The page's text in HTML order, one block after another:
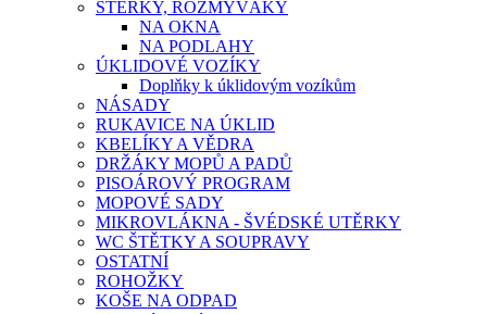
STĚRKY, ROZMÝVÁKY
NA OKNA
NA PODLAHY
ÚKLIDOVÉ VOZÍKY
Doplňky k úklidovým vozíkům
NÁSADY
RUKAVICE NA ÚKLID
KBELÍKY A VĚDRA
DRŽÁKY MOPŮ A PADŮ
PISOÁROVÝ PROGRAM
MOPOVÉ SADY
MIKROVLÁKNA - ŠVÉDSKÉ UTĚRKY
WC ŠTĚTKY A SOUPRAVY
OSTATNÍ
ROHOŽKY
KOŠE NA ODPAD